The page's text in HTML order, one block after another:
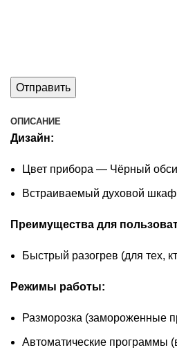
ОПИСАНИЕ
Дизайн:
Цвет прибора — Чёрный
Встраиваемый духовой шкаф
Преимущества для
Быстрый разогрев (для тех,
Режимы работы:
Разморозка (замороженные
Автоматические программы